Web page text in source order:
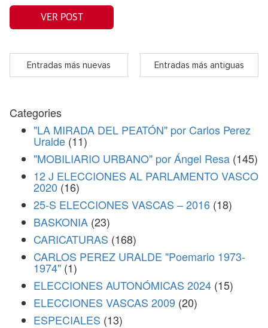
VER POST
Entradas más nuevas Entradas más antiguas
Categories
"LA MIRADA DEL PEATÓN" por Carlos Perez
Uralde (11)
"MOBILIARIO URBANO" por Ángel Resa (145)
12 J ELECCIONES AL PARLAMENTO VASCO
2020 (16)
25-S ELECCIONES VASCAS – 2016 (18)
BASKONIA (23)
CARICATURAS (168)
CARLOS PEREZ URALDE "Poemario 1973-
1974" (1)
ELECCIONES AUTONÓMICAS 2024 (15)
ELECCIONES VASCAS 2009 (20)
ESPECIALES (13)